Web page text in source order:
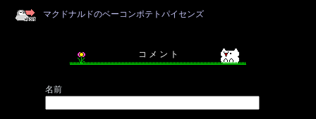
マクドナルドのベーコンポテトパイセンズ
コ メ ン ト
名前